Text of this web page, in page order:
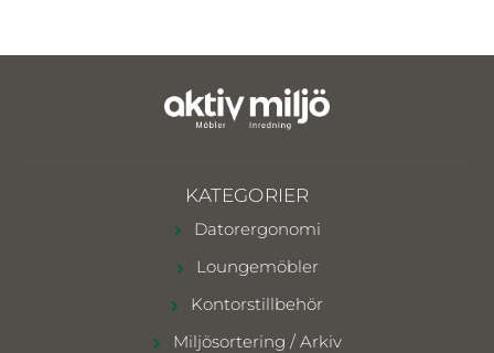
KATEGORIER
Datorergonomi
Loungemöbler
Kontorstillbehör
Miljösortering / Arkiv